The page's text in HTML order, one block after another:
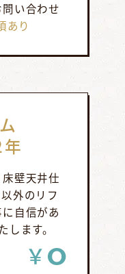
い合わせ
あり
壁天井仕
外のリフ
自信があ
ます。
￥0